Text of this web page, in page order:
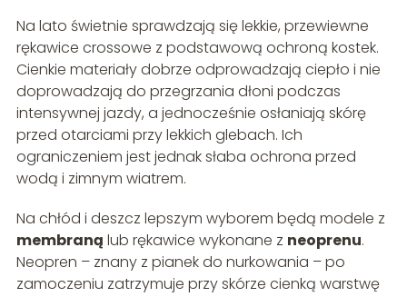
Na lato świetnie sprawdzają się lekkie, przewiewne
rękawice crossowe z podstawową ochroną kostek.
Cienkie materiały dobrze odprowadzają ciepło i nie
doprowadzają do przegrzania dłoni podczas
intensywnej jazdy, a jednocześnie osłaniają skórę
przed otarciami przy lekkich glebach. Ich
ograniczeniem jest jednak słaba ochrona przed
wodą i zimnym wiatrem.
Na chłód i deszcz lepszym wyborem będą modele z
membraną lub rękawice wykonane z neoprenu.
Neopren – znany z pianek do nurkowania – po
zamoczeniu zatrzymuje przy skórze cienką warstwę